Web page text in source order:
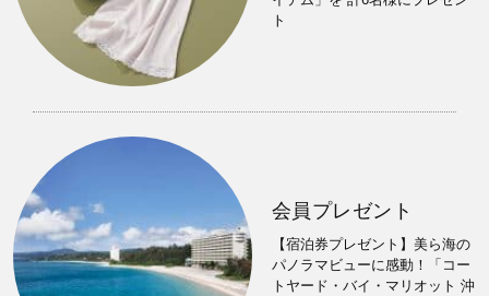
ト
会員プレゼント
【宿泊券プレゼント】美ら海の
パノラマビューに感動！「コー
トヤード・バイ・マリオット 沖